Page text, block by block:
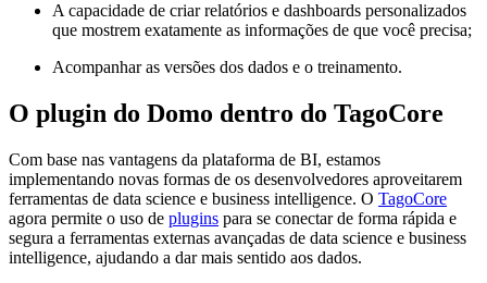
A capacidade de criar relatórios e dashboards personalizados
que mostrem exatamente as informações de que você precisa;
Acompanhar as versões dos dados e o treinamento.
O plugin do Domo dentro do TagoCore
Com base nas vantagens da plataforma de BI, estamos
implementando novas formas de os desenvolvedores aproveitarem
ferramentas de data science e business intelligence. O TagoCore
agora permite o uso de plugins para se conectar de forma rápida e
segura a ferramentas externas avançadas de data science e business
intelligence, ajudando a dar mais sentido aos dados.